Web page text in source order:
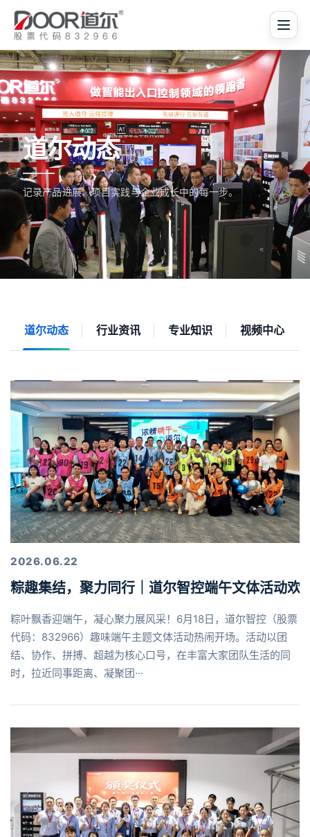
道尔动态
记录产品进展、项目实践与企业成长中的每一步。
道尔动态 行业资讯 专业知识 视频中心
2026.06.22
粽趣集结，聚力同行｜道尔智控端午文体活动欢
粽叶飘香迎端午，凝心聚力展风采！6月18日，道尔智控（股票
代码：832966）趣味端午主题文体活动热闹开场。活动以团
结、协作、拼搏、超越为核心口号，在丰富大家团队生活的同
时，拉近同事距离、凝聚团···